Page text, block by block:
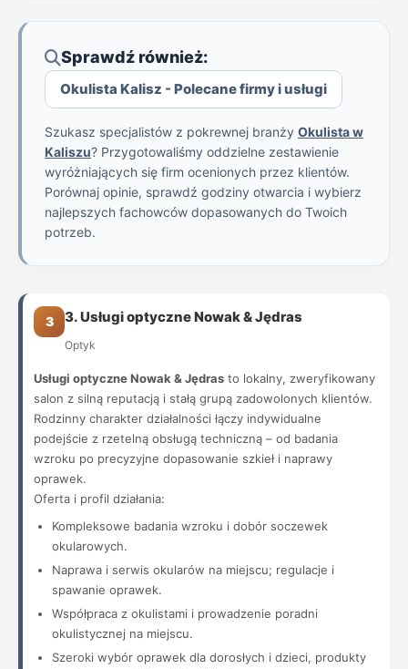
Sprawdź również:
Okulista Kalisz - Polecane firmy i usługi
Szukasz specjalistów z pokrewnej branży Okulista w
Kaliszu? Przygotowaliśmy oddzielne zestawienie
wyróżniających się firm ocenionych przez klientów.
Porównaj opinie, sprawdź godziny otwarcia i wybierz
najlepszych fachowców dopasowanych do Twoich
potrzeb.
3 3. Usługi optyczne Nowak & Jędras
Optyk
Usługi optyczne Nowak & Jędras to lokalny, zweryfikowany
salon z silną reputacją i stałą grupą zadowolonych klientów.
Rodzinny charakter działalności łączy indywidualne
podejście z rzetelną obsługą techniczną – od badania
wzroku po precyzyjne dopasowanie szkieł i naprawy
oprawek.
Oferta i profil działania:
Kompleksowe badania wzroku i dobór soczewek
okularowych.
Naprawa i serwis okularów na miejscu; regulacje i
spawanie oprawek.
Współpraca z okulistami i prowadzenie poradni
okulistycznej na miejscu.
Szeroki wybór oprawek dla dorosłych i dzieci, produkty